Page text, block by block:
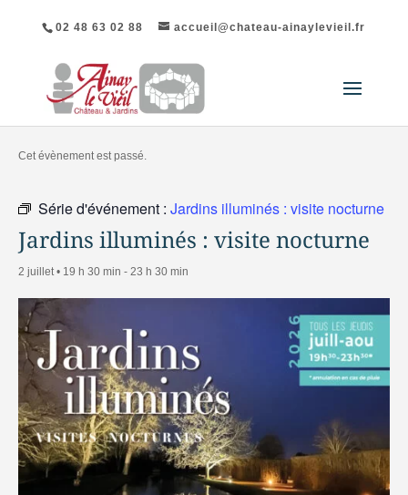
02 48 63 02 88 accueil@chateau-ainaylevieil.fr
« Tous les Évènements
Cet évènement est passé.
Série d'événement : Jardins illuminés : visite nocturne
Jardins illuminés : visite nocturne
2 juillet • 19 h 30 min - 23 h 30 min